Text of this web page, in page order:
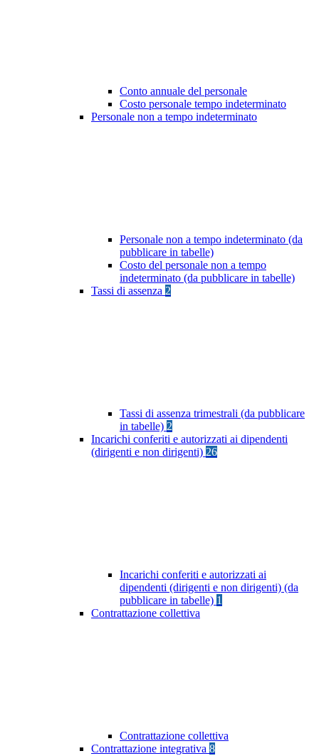
Conto annuale del personale
Costo personale tempo indeterminato
Personale non a tempo indeterminato
Personale non a tempo indeterminato (da
pubblicare in tabelle)
Costo del personale non a tempo
indeterminato (da pubblicare in tabelle)
Tassi di assenza 2
Tassi di assenza trimestrali (da pubblicare
in tabelle) 2
Incarichi conferiti e autorizzati ai dipendenti
(dirigenti e non dirigenti) 26
Incarichi conferiti e autorizzati ai
dipendenti (dirigenti e non dirigenti) (da
pubblicare in tabelle) 1
Contrattazione collettiva
Contrattazione collettiva
Contrattazione integrativa 8